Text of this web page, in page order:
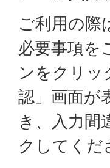
ご利用の際
必要事項を
ンをクリッ
認」画面が
き、入力間
クしてくだ